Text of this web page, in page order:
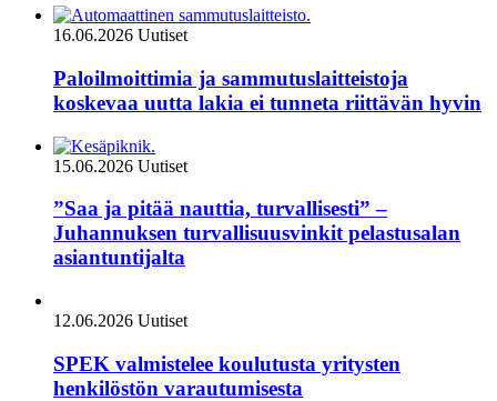
16.06.2026 Uutiset
Paloilmoittimia ja sammutuslaitteistoja
koskevaa uutta lakia ei tunneta riittävän hyvin
15.06.2026 Uutiset
”Saa ja pitää nauttia, turvallisesti” –
Juhannuksen turvallisuusvinkit pelastusalan
asiantuntijalta
12.06.2026 Uutiset
SPEK valmistelee koulutusta yritysten
henkilöstön varautumisesta